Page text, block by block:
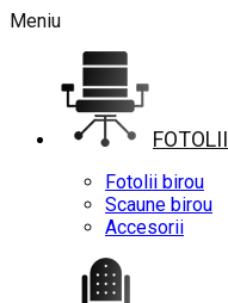
Meniu
FOTOLII
Fotolii birou
Scaune birou
Accesorii